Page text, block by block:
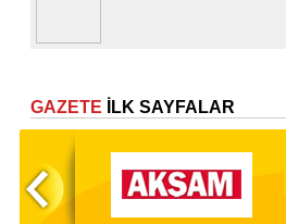
GAZETE İLK SAYFALAR